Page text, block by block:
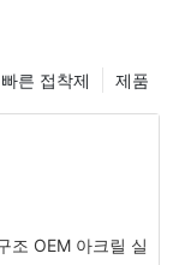
제품
빠른 접착제